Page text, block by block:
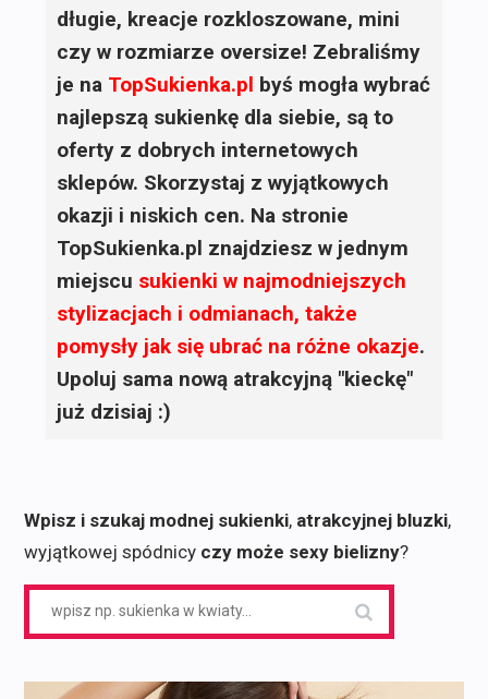
długie, kreacje rozkloszowane, mini
czy w rozmiarze oversize! Zebraliśmy
je na TopSukienka.pl byś mogła wybrać
najlepszą sukienkę dla siebie, są to
oferty z dobrych internetowych
sklepów. Skorzystaj z wyjątkowych
okazji i niskich cen. Na stronie
TopSukienka.pl znajdziesz w jednym
miejscu sukienki w najmodniejszych
stylizacjach i odmianach, także
pomysły jak się ubrać na różne okazje.
Upoluj sama nową atrakcyjną "kieckę"
już dzisiaj :)
Wpisz i szukaj modnej sukienki, atrakcyjnej bluzki,
wyjątkowej spódnicy czy może sexy bielizny?